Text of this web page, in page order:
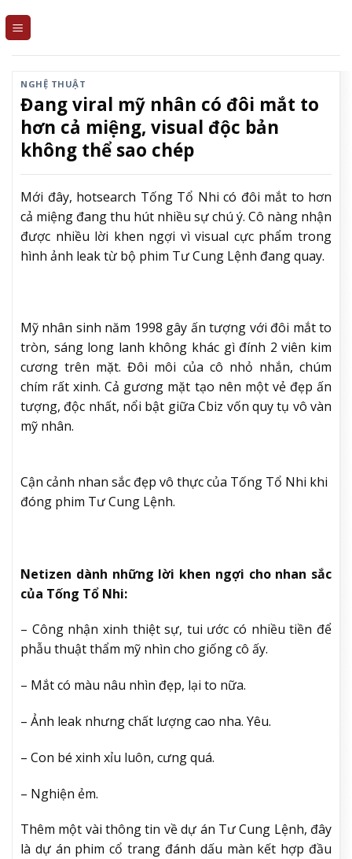
NGHỆ THUẬT
Đang viral mỹ nhân có đôi mắt to
hơn cả miệng, visual độc bản
không thể sao chép
Mới đây, hotsearch Tống Tổ Nhi có đôi mắt to hơn
cả miệng đang thu hút nhiều sự chú ý. Cô nàng nhận
được nhiều lời khen ngợi vì visual cực phẩm trong
hình ảnh leak từ bộ phim Tư Cung Lệnh đang quay.
Mỹ nhân sinh năm 1998 gây ấn tượng với đôi mắt to
tròn, sáng long lanh không khác gì đính 2 viên kim
cương trên mặt. Đôi môi của cô nhỏ nhắn, chúm
chím rất xinh. Cả gương mặt tạo nên một vẻ đẹp ấn
tượng, độc nhất, nổi bật giữa Cbiz vốn quy tụ vô vàn
mỹ nhân.
Cận cảnh nhan sắc đẹp vô thực của Tống Tổ Nhi khi
đóng phim Tư Cung Lệnh.
Netizen dành những lời khen ngợi cho nhan sắc
của Tống Tổ Nhi:
– Công nhận xinh thiệt sự, tui ước có nhiều tiền để
phẫu thuật thẩm mỹ nhìn cho giống cô ấy.
– Mắt có màu nâu nhìn đẹp, lại to nữa.
– Ảnh leak nhưng chất lượng cao nha. Yêu.
– Con bé xinh xỉu luôn, cưng quá.
– Nghiện ẻm.
Thêm một vài thông tin về dự án Tư Cung Lệnh, đây
là dự án phim cổ trang đánh dấu màn kết hợp đầu